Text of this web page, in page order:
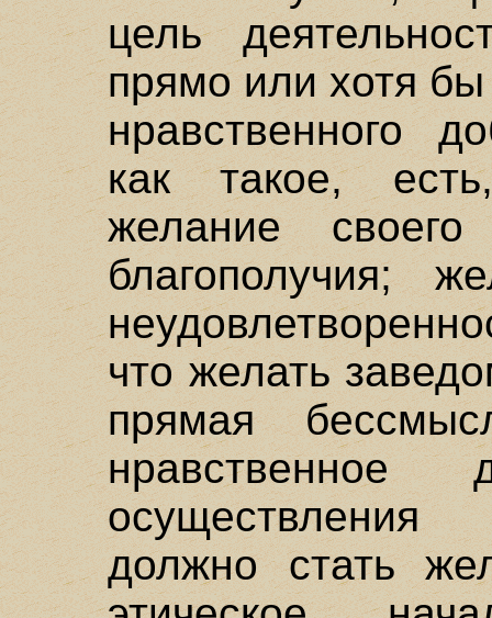
цель
прямо или хотя
нравственного
как такое,
желание своего
благополучия;
что желать
прямая
осуществления
должно стать